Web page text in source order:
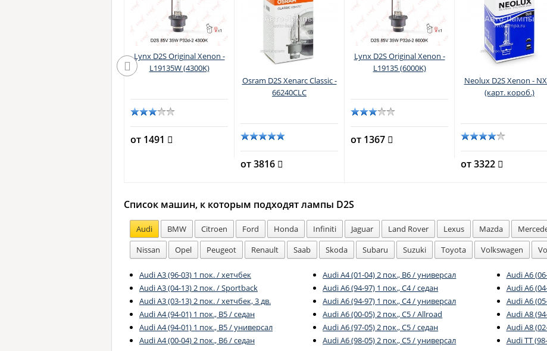
Lynx D2S Original Xenon -
L19135W (4300K)
от 1491
Osram D2S Xenarc Classic -
66240CLC
от 3816
Lynx D2S Original Xenon -
L19135 (6000K)
от 1367
Neolux D2S Xenon -
(карт. короб.)
от 3322
Список машин, к которым подходят лампы D2S
Audi BMW Citroen Ford Honda Infiniti Jaguar Land Rover Lexus Mazda
Nissan
Opel Peugeot Renault Saab Skoda Subaru Suzuki Toyota Volkswagen
Audi A3 (96-03) 1 пок. / хетчбек
Audi A3 (04-13) 2 пок. / Sportback
Audi A3 (03-13) 2 пок. / хетчбек, 3 дв.
Audi A4 (94-01) 1 пок., B5 / седан
Audi A4 (94-01) 1 пок., B5 / универсал
Audi A4 (00-04) 2 пок., B6 / седан
Audi A4 (01-04) 2 пок., B6 / универсал
Audi A6 (94-97) 1 пок., C4 / седан
Audi A6 (94-97) 1 пок., C4 / универсал
Audi A6 (00-05) 2 пок., C5 / Allroad
Audi A6 (97-05) 2 пок., C5 / седан
Audi A6 (98-05) 2 пок., C5 / универсал
Audi A6
Audi A6
Audi A6
Audi A8
Audi A8
Audi TT